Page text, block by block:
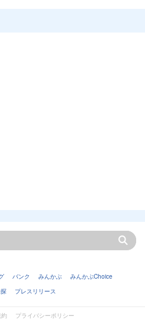
バンク みんかぶ
みんかぶChoice
プレスリリース
プライバシーポリシー